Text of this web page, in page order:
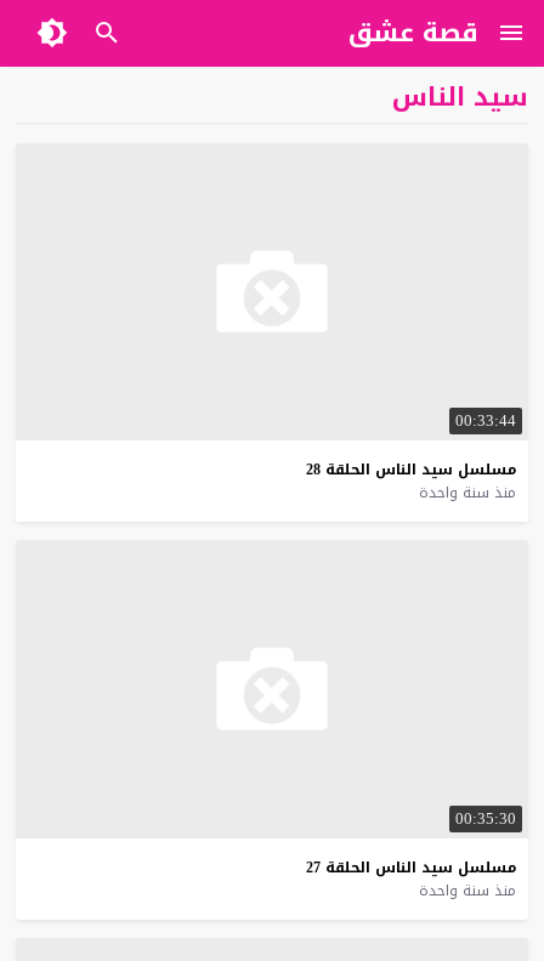
قصة عشق
سيد الناس
00:33:44
مسلسل سيد الناس الحلقة 28
منذ سنة واحدة
00:35:30
مسلسل سيد الناس الحلقة 27
منذ سنة واحدة